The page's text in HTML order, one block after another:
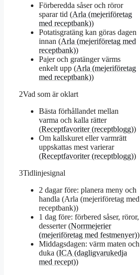
Förberedda såser och röror
sparar tid (Arla (mejeriföretag
med receptbank))
Potatisgratäng kan göras dagen
innan (Arla (mejeriföretag med
receptbank))
Pajer och gratänger värms
enkelt upp (Arla (mejeriföretag
med receptbank))
2Vad som är oklart
Bästa förhållandet mellan
varma och kalla rätter
(Receptfavoriter (receptblogg))
Om kallskuret eller varmrätt
uppskattas mest varierar
(Receptfavoriter (receptblogg))
3Tidlinjesignal
2 dagar före: planera meny och
handla (Arla (mejeriföretag med
receptbank))
1 dag före: förbered såser, röror,
desserter (Norrmejerier
(mejeriföretag med festmenyer))
Middagsdagen: värm maten och
duka (ICA (dagligvarukedja
med recept))